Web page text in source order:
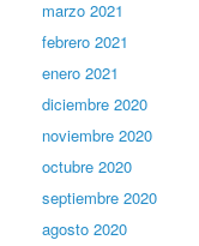
marzo 2021
febrero 2021
enero 2021
diciembre 2020
noviembre 2020
octubre 2020
septiembre 2020
agosto 2020